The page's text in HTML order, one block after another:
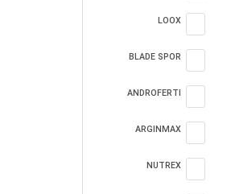
LOOX
BLADE SPOR
ANDROFERTI
ARGINMAX
NUTREX